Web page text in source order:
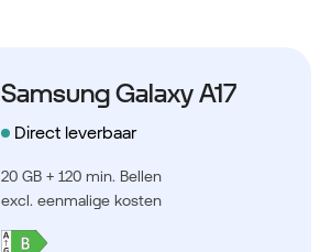
Samsung Galaxy A17
Direct leverbaar
20 GB + 120 min. Bellen
excl. eenmalige kosten